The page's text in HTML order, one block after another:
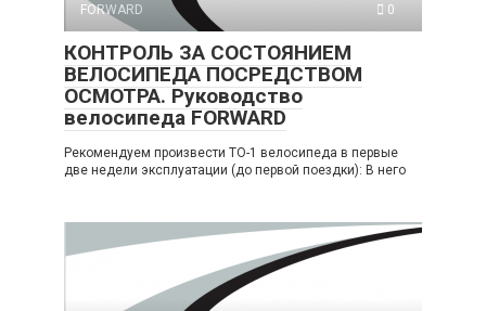
FORWARD
0
КОНТРОЛЬ ЗА СОСТОЯНИЕМ
ВЕЛОСИПЕДА ПОСРЕДСТВОМ
ОСМОТРА. Руководство
велосипеда FORWARD
Рекомендуем произвести ТО-1 велосипеда в первые
две недели эксплуатации (до первой поездки): В него